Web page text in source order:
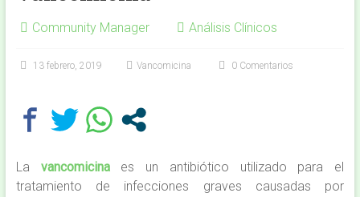
Community Manager Análisis Clínicos
13 febrero, 2019 Vancomicina 0 Comentarios
La vancomicinaes un antibiótico utilizado para el
tratamiento de infecciones graves causadas por